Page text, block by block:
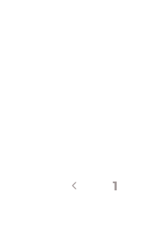
Navegación
Página1